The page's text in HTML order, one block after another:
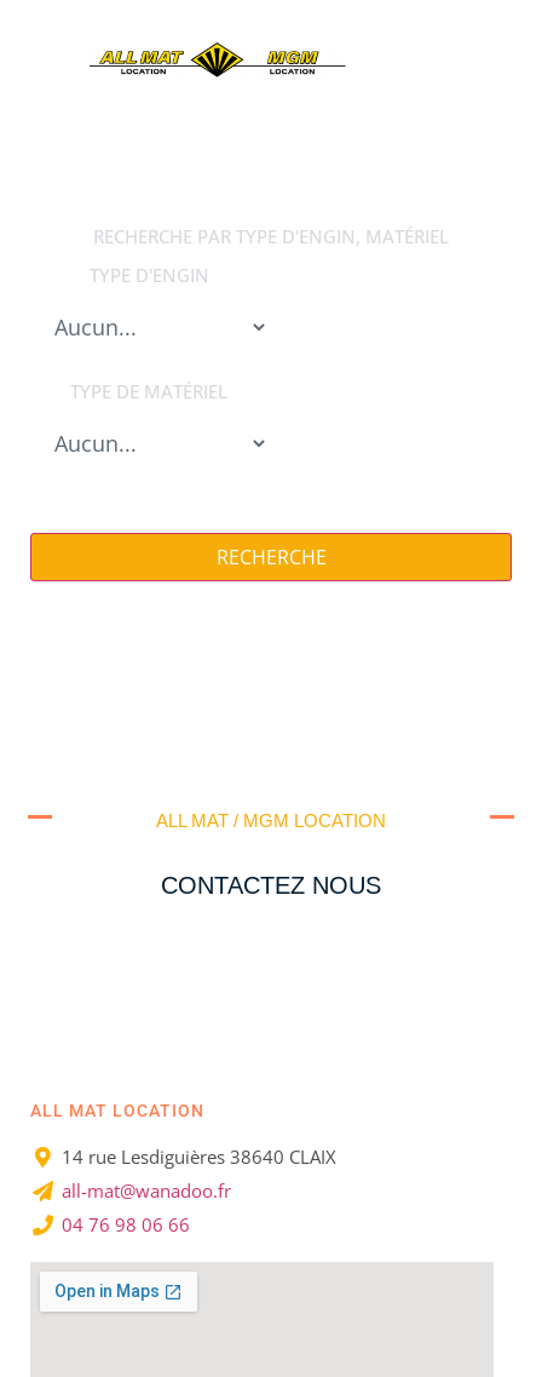
RECHERCHE PAR TYPE D'ENGIN, MATÉRIEL
TYPE D'ENGIN
TYPE DE MATÉRIEL
RECHERCHE
ALL MAT / MGM LOCATION
CONTACTEZ NOUS
ALL MAT LOCATION
14 rue Lesdiguières 38640 CLAIX
all-mat@wanadoo.fr
04 76 98 06 66